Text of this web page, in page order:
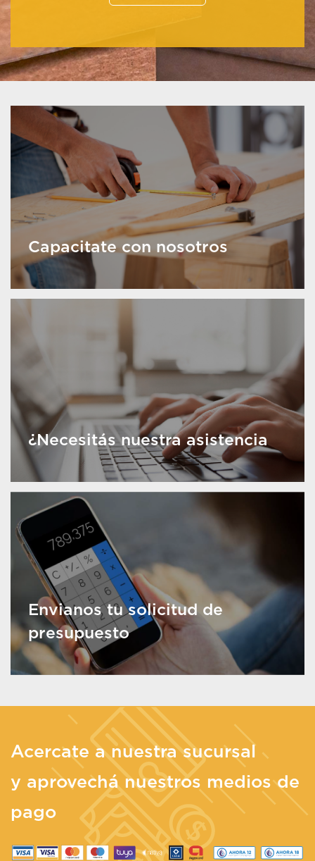
Capacitate con nosotros
¿Necesitás nuestra asistencia
Envianos tu solicitud de
presupuesto
Acercate a nuestra sucursal
y aprovechá nuestros medios de
pago